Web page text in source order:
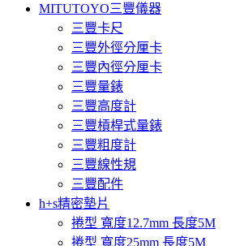
MITUTOYO三豐儀器
三豐卡尺
三豐外徑分厘卡
三豐內徑分厘卡
三豐量錶
三豐高度計
三豐槓桿式量錶
三豐粗度計
三豐線性規
三豐配件
h+s精密墊片
捲型 寬度12.7mm 長度5M
捲型 寬度25mm 長度5M